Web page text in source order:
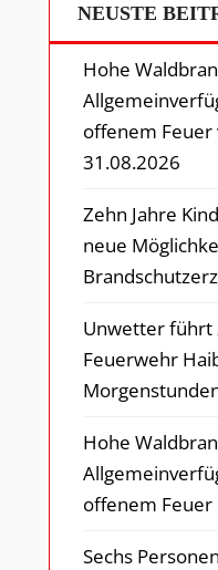
NEUSTE
Hohe
offenem
31.08.2026
Zehn Jahre
neue
Unwetter führt
Feuerwehr
Hohe
offenem Feuer
Sechs